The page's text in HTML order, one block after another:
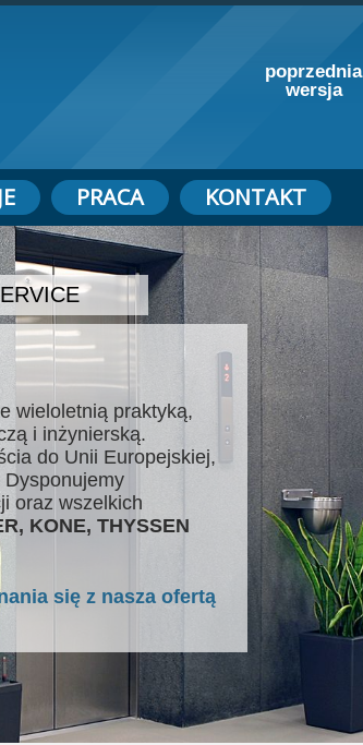
poprzednia
wersja
PRACA KONTAKT
wieloletnią praktyką,
i inżynierską.
do Unii Europejskiej,
oraz wszelkich
KONE, THYSSEN
się z nasza ofertą